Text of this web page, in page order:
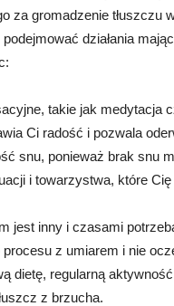
za gromadzenie
działania
takie jak medytacja
Ci radość i pozwala
snu, ponieważ brak snu
i towarzystwa, które Cię
jest inny i czasami
z umiarem i nie
dietę, regularną
z brzucha.